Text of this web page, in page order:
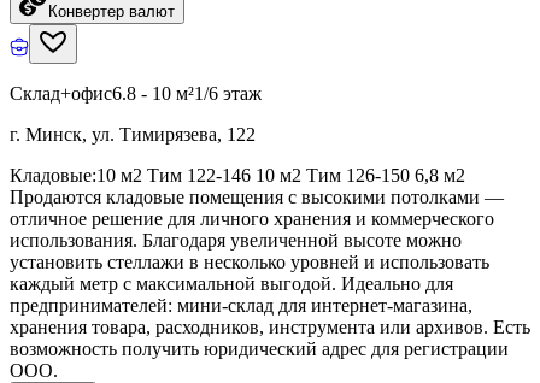
Конвертер валют
Склад+офис6.8 - 10 м²1/6 этаж
г. Минск, ул. Тимирязева, 122
Кладовые:10 м2 Тим 122-146 10 м2 Тим 126-150 6,8 м2
Продаются кладовые помещения с высокими потолками —
отличное решение для личного хранения и коммерческого
использования. Благодаря увеличенной высоте можно
установить стеллажи в несколько уровней и использовать
каждый метр с максимальной выгодой. Идеально для
предпринимателей: мини-склад для интернет-магазина,
хранения товара, расходников, инструмента или архивов. Есть
возможность получить юридический адрес для регистрации
ООО.